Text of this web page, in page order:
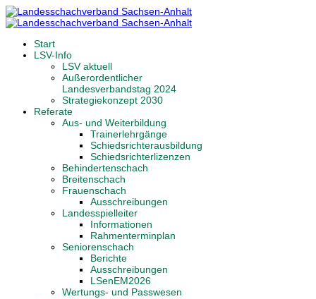
Start
LSV-Info
LSV aktuell
Außerordentlicher
Landesverbandstag 2024
Strategiekonzept 2030
Referate
Aus- und Weiterbildung
Trainerlehrgänge
Schiedsrichterausbildung
Schiedsrichterlizenzen
Behindertenschach
Breitenschach
Frauenschach
Ausschreibungen
Landesspielleiter
Informationen
Rahmenterminplan
Seniorenschach
Berichte
Ausschreibungen
LSenEM2026
Wertungs- und Passwesen